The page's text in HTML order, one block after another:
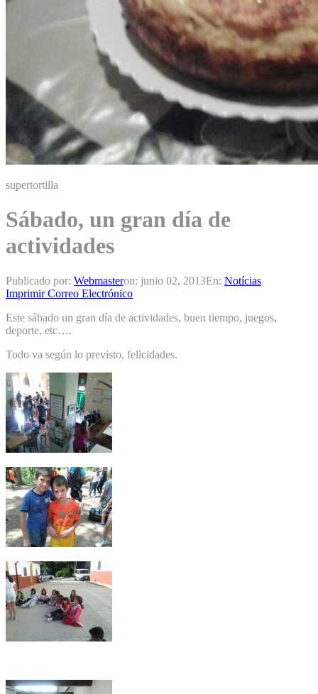
supertortilla
Sábado, un gran día de
actividades
Publicado por: Webmasteron: junio 02, 2013En: Notícias
Imprimir Correo Electrónico
Este sábado un gran día de actividades, buen tiempo, juegos,
deporte, etc….
Todo va según lo previsto, felicidades.